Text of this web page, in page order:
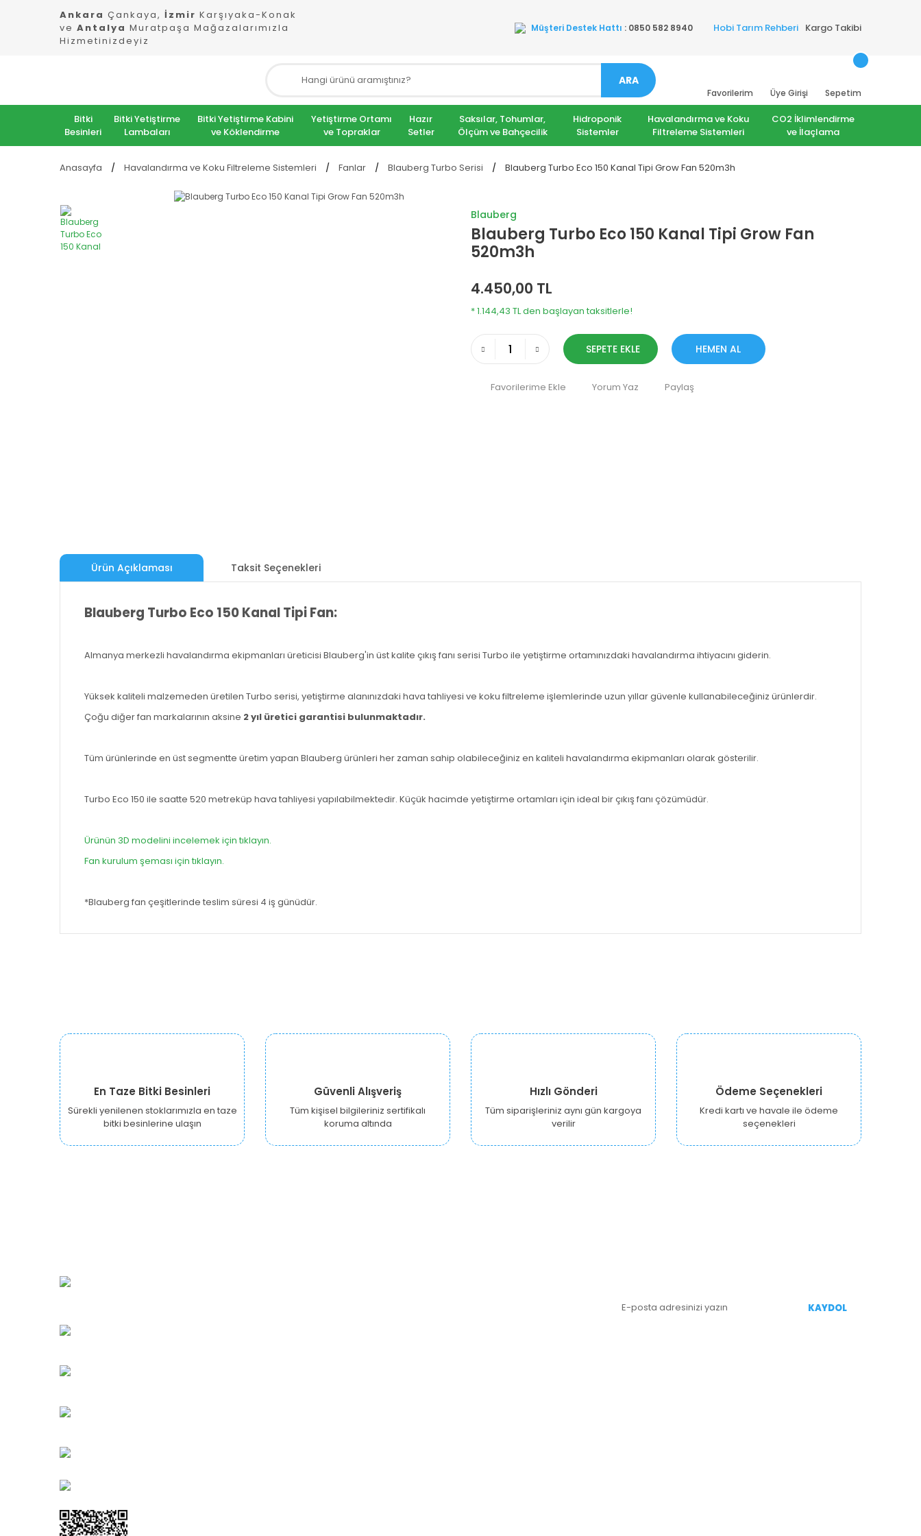
Ankara Çankaya, İzmir Karşıyaka-Konak
ve Antalya Muratpaşa Mağazalarımızla
Hizmetinizdeyiz
Müşteri Destek Hattı : 0850 582 8940 Hobi Tarım Rehberi Kargo Takibi
ARA
Favorilerim Üye Girişi Sepetim
Bitki
Besinleri
Bitki Yetiştirme
Lambaları
Bitki Yetiştirme Kabini
ve Köklendirme
Yetiştirme Ortamı
ve Topraklar
Hazır
Setler
Saksılar, Tohumlar,
Ölçüm ve Bahçecilik
Hidroponik
Sistemler
Havalandırma ve Koku
Filtreleme Sistemleri
CO2 İklimlendirme
ve İlaçlama
Anasayfa Havalandırma ve Koku Filtreleme Sistemleri Fanlar Blauberg Turbo Serisi Blauberg Turbo Eco 150 Kanal Tipi Grow Fan 520m3h
Blauberg
Blauberg Turbo Eco 150 Kanal Tipi Grow Fan
520m3h
4.450,00 TL
* 1.144,43 TL den başlayan taksitlerle!
SEPETE EKLE HEMEN AL
Yorum Yaz Paylaş
Ürün Açıklaması Taksit Seçenekleri
Blauberg Turbo Eco 150 Kanal Tipi Fan:
Almanya merkezli havalandırma ekipmanları üreticisi Blauberg'in üst kalite çıkış fanı serisi Turbo ile yetiştirme ortamınızdaki havalandırma ihtiyacını giderin.
Yüksek kaliteli malzemeden üretilen Turbo serisi, yetiştirme alanınızdaki hava tahliyesi ve koku filtreleme işlemlerinde uzun yıllar güvenle kullanabileceğiniz ürünlerdir.
Çoğu diğer fan markalarının aksine 2 yıl üretici garantisi bulunmaktadır.
Tüm ürünlerinde en üst segmentte üretim yapan Blauberg ürünleri her zaman sahip olabileceğiniz en kaliteli havalandırma ekipmanları olarak gösterilir.
Turbo Eco 150 ile saatte 520 metreküp hava tahliyesi yapılabilmektedir. Küçük hacimde yetiştirme ortamları için ideal bir çıkış fanı çözümüdür.
Ürünün 3D modelini incelemek için tıklayın.
Fan kurulum şeması için tıklayın.
*Blauberg fan çeşitlerinde teslim süresi 4 iş günüdür.
En Taze Bitki Besinleri
Sürekli yenilenen stoklarımızla en taze
bitki besinlerine ulaşın
Güvenli Alışveriş
Tüm kişisel bilgileriniz sertifikalı
koruma altında
Hızlı Gönderi
Tüm siparişleriniz aynı gün kargoya
verilir
Ödeme Seçenekleri
Kredi kartı ve havale ile ödeme
seçenekleri
KAYDOL